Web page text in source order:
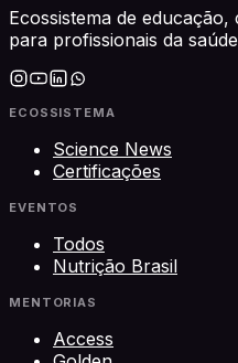
Ecossistema de
para profissionais da
ECOSSISTEMA
Science News
Certificações
EVENTOS
Todos
Nutrição Brasil
MENTORIAS
Access